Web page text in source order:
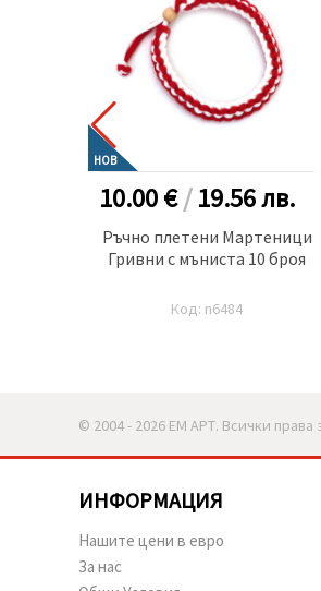
НОВ
10.00 €/19.56лв.
Ръчно плетени Мартеници
Гривни с мъниста 10 броя
Код: n6484
© 2004 - 2026 ЕМ АРТ. Всички права
ИНФОРМАЦИЯ
Нашите цени в евро
За нас